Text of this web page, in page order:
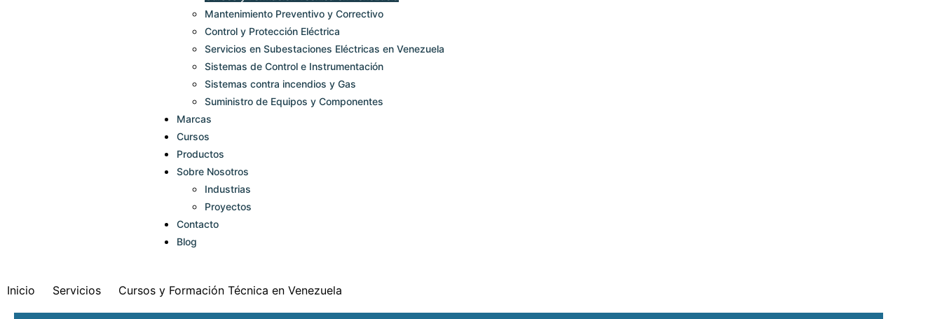
Mantenimiento Preventivo y Correctivo
Control y Protección Eléctrica
Servicios en Subestaciones Eléctricas en Venezuela
Sistemas de Control e Instrumentación
Sistemas contra incendios y Gas
Suministro de Equipos y Componentes
Marcas
Cursos
Productos
Sobre Nosotros
Industrias
Proyectos
Contacto
Blog
Inicio Servicios Cursos y Formación Técnica en Venezuela